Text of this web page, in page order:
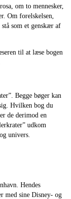
om to mennesker,
Om forelskelsen,
stå som et genskær af
til at læse bogen
Begge bøger kan
Hvilken bog du
de derimod en
udkom
univers.
Hendes
med sine Disney- og